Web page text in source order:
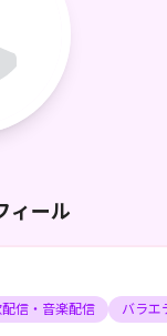
ィール
信・音楽配信 バラエ